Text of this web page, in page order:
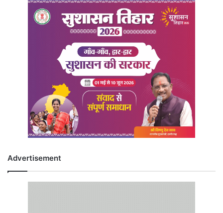
Advertisement